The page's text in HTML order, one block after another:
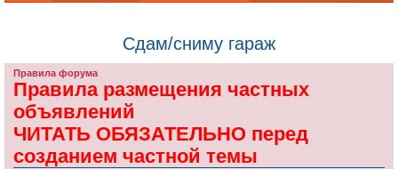
Сдам/сниму гараж
Правила форума
Правила размещения частных
объявлений
ЧИТАТЬ ОБЯЗАТЕЛЬНО перед
созданием частной темы